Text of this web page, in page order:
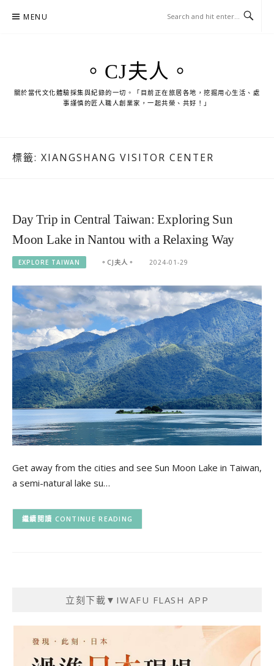
MENU
。CJ夫人。
關於當代文化體驗採集與紀錄的一切。「目前正在旅居各地，挖掘用心生活、處
事謹慎的匠人職人創業家，一起共榮、共好！」
標籤: XIANGSHANG VISITOR CENTER
Day Trip in Central Taiwan: Exploring Sun
Moon Lake in Nantou with a Relaxing Way
EXPLORE TAIWAN 。CJ夫人。 2024-01-29
Get away from the cities and see Sun Moon Lake in Taiwan,
a semi-natural lake su…
CONTINUE READING
立刻下載▼IWAFU FLASH APP